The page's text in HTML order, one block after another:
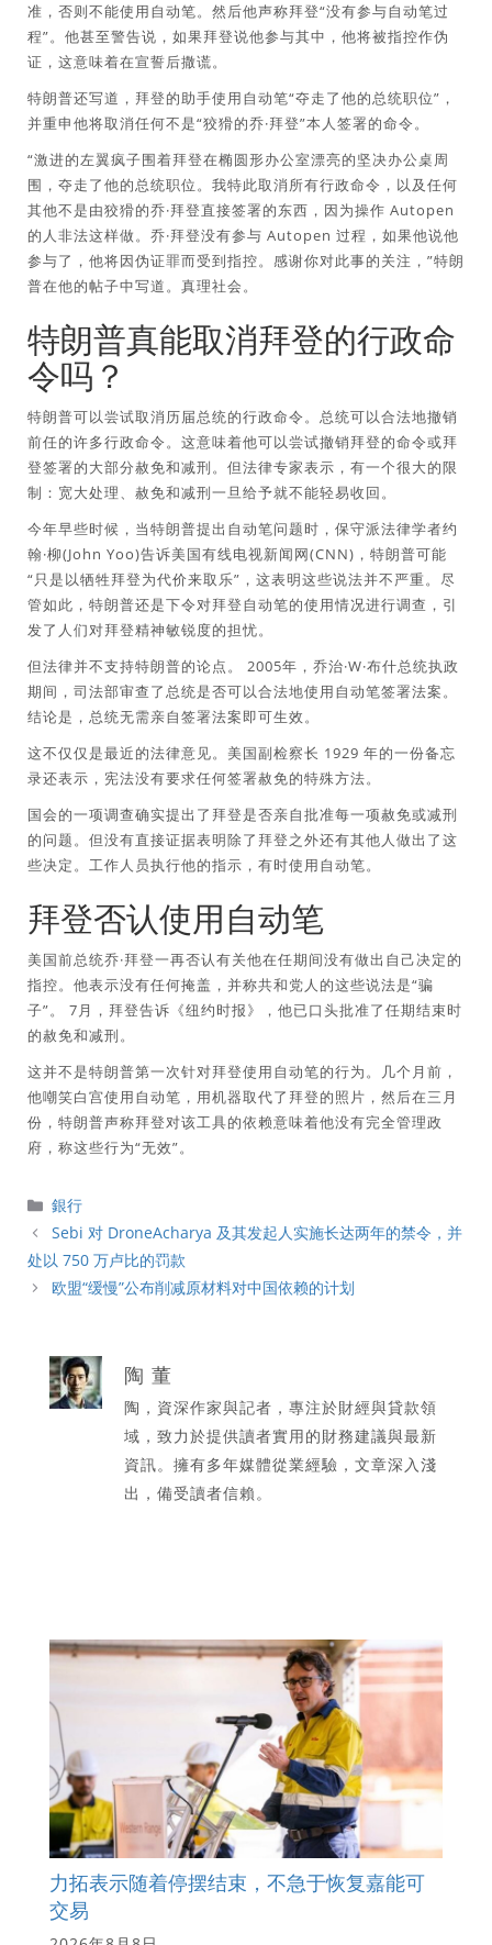
准，否则不能使用自动笔。然后他声称拜登“没有参与自动笔过
程”。他甚至警告说，如果拜登说他参与其中，他将被指控作伪
证，这意味着在宣誓后撒谎。
特朗普还写道，拜登的助手使用自动笔“夺走了他的总统职位”，
并重申他将取消任何不是“狡猾的乔·拜登”本人签署的命令。
“激进的左翼疯子围着拜登在椭圆形办公室漂亮的坚决办公桌周
围，夺走了他的总统职位。我特此取消所有行政命令，以及任何
其他不是由狡猾的乔·拜登直接签署的东西，因为操作 Autopen
的人非法这样做。乔·拜登没有参与 Autopen 过程，如果他说他
参与了，他将因伪证罪而受到指控。感谢你对此事的关注，”特朗
普在他的帖子中写道。真理社会。
特朗普真能取消拜登的行政命
令吗？
特朗普可以尝试取消历届总统的行政命令。总统可以合法地撤销
前任的许多行政命令。这意味着他可以尝试撤销拜登的命令或拜
登签署的大部分赦免和减刑。但法律专家表示，有一个很大的限
制：宽大处理、赦免和减刑一旦给予就不能轻易收回。
今年早些时候，当特朗普提出自动笔问题时，保守派法律学者约
翰·柳(John Yoo)告诉美国有线电视新闻网(CNN)，特朗普可能
“只是以牺牲拜登为代价来取乐”，这表明这些说法并不严重。尽
管如此，特朗普还是下令对拜登自动笔的使用情况进行调查，引
发了人们对拜登精神敏锐度的担忧。
但法律并不支持特朗普的论点。 2005年，乔治·W·布什总统执政
期间，司法部审查了总统是否可以合法地使用自动笔签署法案。
结论是，总统无需亲自签署法案即可生效。
这不仅仅是最近的法律意见。美国副检察长 1929 年的一份备忘
录还表示，宪法没有要求任何签署赦免的特殊方法。
国会的一项调查确实提出了拜登是否亲自批准每一项赦免或减刑
的问题。但没有直接证据表明除了拜登之外还有其他人做出了这
些决定。工作人员执行他的指示，有时使用自动笔。
拜登否认使用自动笔
美国前总统乔·拜登一再否认有关他在任期间没有做出自己决定的
指控。他表示没有任何掩盖，并称共和党人的这些说法是“骗
子”。 7月，拜登告诉《纽约时报》，他已口头批准了任期结束时
的赦免和减刑。
这并不是特朗普第一次针对拜登使用自动笔的行为。几个月前，
他嘲笑白宫使用自动笔，用机器取代了拜登的照片，然后在三月
份，特朗普声称拜登对该工具的依赖意味着他没有完全管理政
府，称这些行为“无效”。
分
類
銀行
Sebi 对 DroneAcharya 及其发起人实施长达两年的禁令，并
处以 750 万卢比的罚款
欧盟“缓慢”公布削减原材料对中国依赖的计划
陶 董
陶，資深作家與記者，專注於財經與貸款領
域，致力於提供讀者實用的財務建議與最新
資訊。擁有多年媒體從業經驗，文章深入淺
出，備受讀者信賴。
力拓表示随着停摆结束，不急于恢复嘉能可
交易